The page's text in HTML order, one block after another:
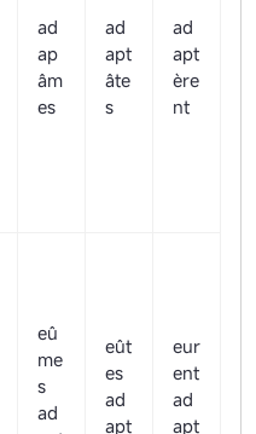
ad
ap
âm
es
ad
apt
âte
s
ad
apt
ère
nt
eû
me
s
ad
eût
es
ad
apt
eur
ent
ad
apt